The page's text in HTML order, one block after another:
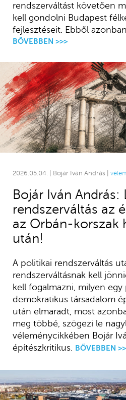
rendszerváltást követően
kell gondolni Budapest
fejlesztéseit. Ebből
BŐVEBBEN >>>
2026.05.04. | Bojár Iván András |
Bojár Iván András:
rendszerváltás az
az Orbán-korszak
után!
A politikai rendszerváltás
rendszerváltásnak kell
kell fogalmazni, milyen egy
demokratikus társadalom
után elmaradt, most
meg többé, szögezi le
véleménycikkében Bojár
építészkritikus.
BŐVEBBEN